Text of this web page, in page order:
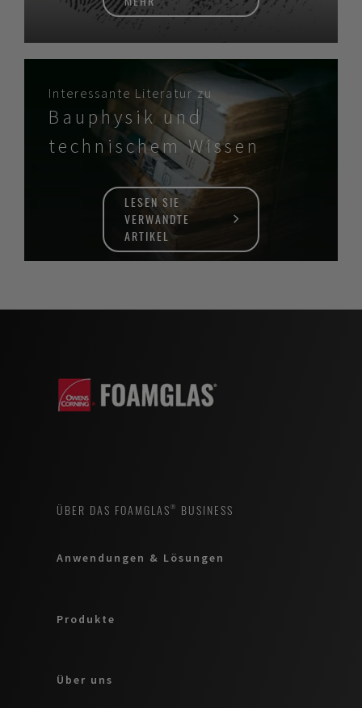
Interessante Literatur zu
Bauphysik und
technischem Wissen
LESEN SIE
VERWANDTE
ARTIKEL
ÜBER DAS FOAMGLAS® BUSINESS
Anwendungen & Lösungen
Produkte
Über uns